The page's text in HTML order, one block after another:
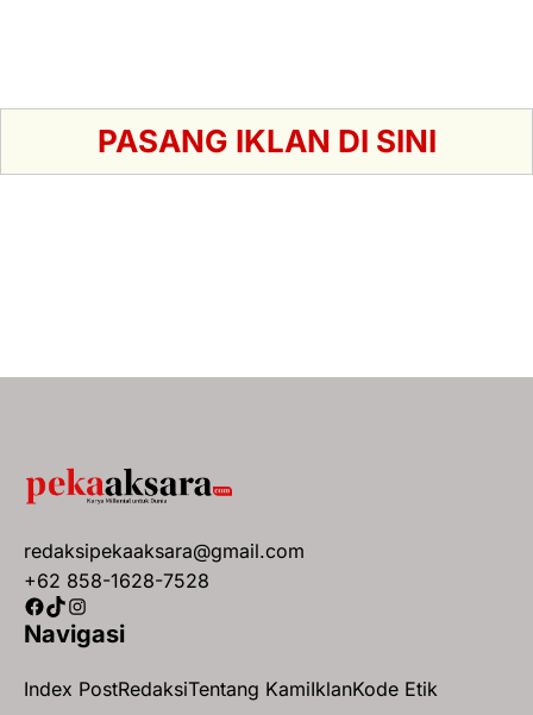
PASANG IKLAN DI SINI
redaksipekaaksara@gmail.com
+62 858-1628-7528
Facebook
TikTok
Instagram
Navigasi
Index PostRedaksiTentang KamiIklanKode Etik